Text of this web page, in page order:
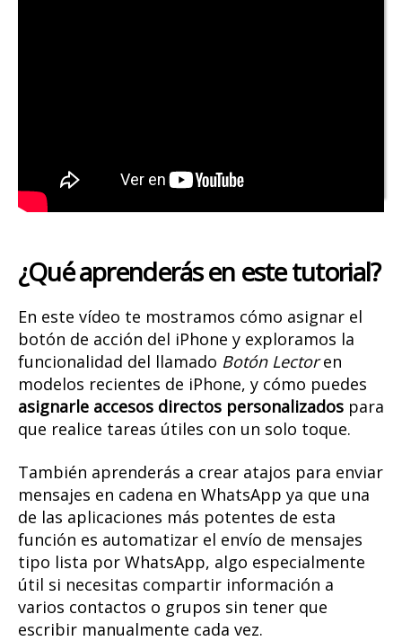
¿Qué aprenderás en este tutorial?
En este vídeo te mostramos cómo asignar el
botón de acción del iPhone y exploramos la
funcionalidad del llamado Botón Lectoren
modelos recientes de iPhone, y cómo puedes
asignarle accesos directos personalizados para
que realice tareas útiles con un solo toque.
También aprenderás a crear atajos para enviar
mensajes en cadena en WhatsApp ya que una
de las aplicaciones más potentes de esta
función es automatizar el envío de mensajes
tipo lista por WhatsApp, algo especialmente
útil si necesitas compartir información a
varios contactos o grupos sin tener que
escribir manualmente cada vez.